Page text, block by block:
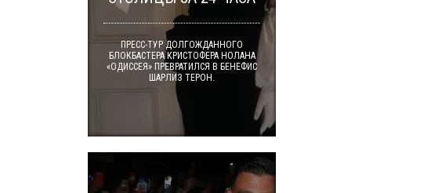
ПРЕСС-ТУР ДОЛГОЖДАННОГО
БЛОКБАСТЕРА КРИСТОФЕРА НОЛАНА
«ОДИССЕЯ» ПРЕВРАТИЛСЯ В БЕНЕФИС
ШАРЛИЗ ТЕРОН.